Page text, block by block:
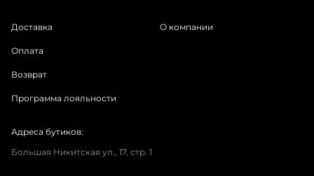
Доставка
Оплата
Возврат
Программа лояльности
О компании
Адреса бутиков:
Большая Никитская ул., 17, стр. 1